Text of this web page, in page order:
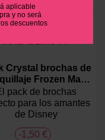
Crystal brochas de
Frozen Mad
Beauty
pack de brochas
para los amantes
de Disney
-1,50 €
aplicable
y no será
descuentos